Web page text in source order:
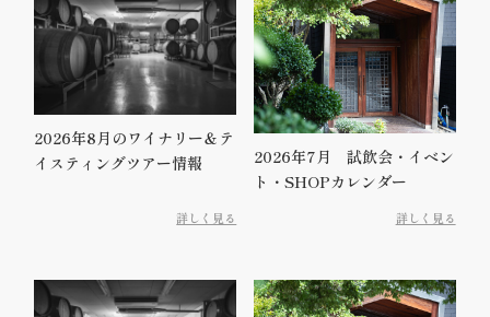
2026年8月のワイナリー＆テ
イスティングツアー情報
詳しく見る
2026年7月 試飲会・イベン
ト・SHOPカレンダー
詳しく見る